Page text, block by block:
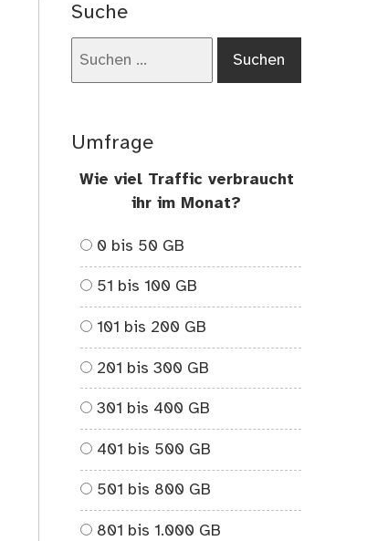
Weißkohlauflauf
Suche
Umfrage
Wie viel Traffic verbraucht
ihr im Monat?
0 bis 50 GB
51 bis 100 GB
101 bis 200 GB
201 bis 300 GB
301 bis 400 GB
401 bis 500 GB
501 bis 800 GB
801 bis 1.000 GB